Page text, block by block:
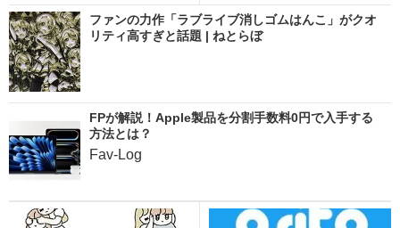
ファンの力作「ラブライブ消しゴムはんこ」がクオ
リティ高すぎと話題 | ねとらぼ
FPが解説！Apple製品を分割手数料0円で入手する
方法とは？
Fav-Log